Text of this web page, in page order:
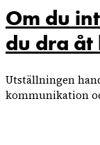
Om du
du dra åt
Utställningen
kommunikation